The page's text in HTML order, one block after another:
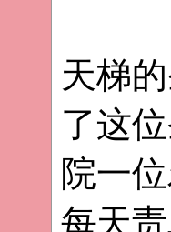
天梯
了这
院一
每天